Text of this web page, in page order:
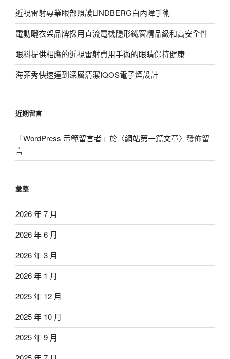
近視雷射專業眼部照護LINDBERG白內障手術
電動曬衣架品牌採用直流電機隱形鐵窗精品級和高安全性
眼科提供相應的近視雷射費用手術的眼睛保持健康
海菲秀快速達到深層清潔IQOS電子煙設計
近期留言
「WordPress 示範留言者」於〈網站第一篇文章〉發佈留
言
彙整
2026 年 7 月
2026 年 6 月
2026 年 3 月
2026 年 1 月
2025 年 12 月
2025 年 10 月
2025 年 9 月